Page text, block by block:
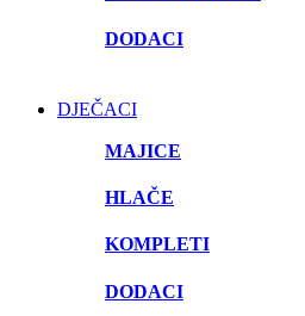
DODACI
DJEČACI
MAJICE
HLAČE
KOMPLETI
DODACI